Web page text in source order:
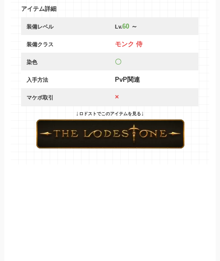
アイテム詳細
装備レベル Lv.60～
装備クラス モンク 侍
染色 〇
入手方法 PvP関連
マケボ取引 ×
↓ ロドストでこのアイテムを見る↓